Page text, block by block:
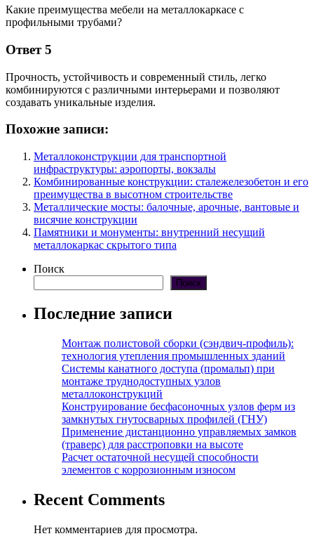
Какие преимущества мебели на металлокаркасе с
профильными трубами?
Ответ 5
Прочность, устойчивость и современный стиль, легко
комбинируются с различными интерьерами и позволяют
создавать уникальные изделия.
Похожие записи:
Металлоконструкции для транспортной
инфраструктуры: аэропорты, вокзалы
Комбинированные конструкции: сталежелезобетон и его
преимущества в высотном строительстве
Металлические мосты: балочные, арочные, вантовые и
висячие конструкции
Памятники и монументы: внутренний несущий
металлокаркас скрытого типа
Поиск
Поиск
Последние записи
Монтаж полистовой сборки (сэндвич-профиль):
технология утепления промышленных зданий
Системы канатного доступа (промальп) при
монтаже труднодоступных узлов
металлоконструкций
Конструирование бесфасоночных узлов ферм из
замкнутых гнутосварных профилей (ГНУ)
Применение дистанционно управляемых замков
(траверс) для расстроповки на высоте
Расчет остаточной несущей способности
элементов с коррозионным износом
Recent Comments
Нет комментариев для просмотра.